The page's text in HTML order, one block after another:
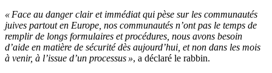
« Face au danger clair et immédiat qui pèse sur les communautés
juives partout en Europe, nos communautés n’ont pas le temps de
remplir de longs formulaires et procédures, nous avons besoin
d’aide en matière de sécurité dès aujourd’hui, et non dans les mois
à venir, à l’issue d’un processus », a déclaré le rabbin.